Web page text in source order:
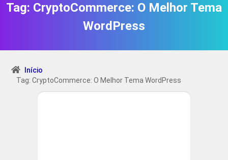
Tag: CryptoCommerce: O Melhor Tema
WordPress
Início
Tag: CryptoCommerce: O Melhor Tema WordPress